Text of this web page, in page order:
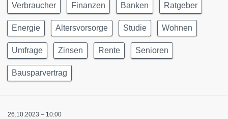
Verbraucher Finanzen Banken Ratgeber
Energie Altersvorsorge Studie Wohnen
Umfrage Zinsen Rente Senioren
Bausparvertrag
26.10.2023 – 10:00